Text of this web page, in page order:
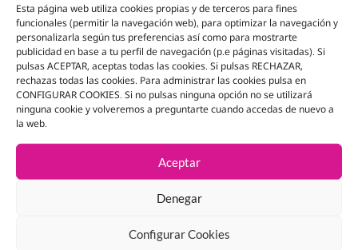
Esta página web utiliza cookies propias y de terceros para fines
funcionales (permitir la navegación web), para optimizar la navegación y
personalizarla según tus preferencias así como para mostrarte
publicidad en base a tu perfil de navegación (p.e páginas visitadas). Si
pulsas ACEPTAR, aceptas todas las cookies. Si pulsas RECHAZAR,
rechazas todas las cookies. Para administrar las cookies pulsa en
CONFIGURAR COOKIES. Si no pulsas ninguna opción no se utilizará
ninguna cookie y volveremos a preguntarte cuando accedas de nuevo a
la web.
Aceptar
Denegar
Configurar Cookies
Productos Relacionados